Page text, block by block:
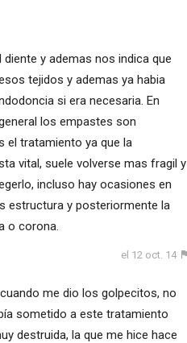
y ademas nos indica que
tejidos y ademas ya habia
si era necesaria. En
los empastes son
el tratamiento ya que la
vital, suele volverse mas fragil y
incluso hay ocasiones en
estructura y posteriormente la
o corona.
el 12 oct. 14
me dio los golpecitos, no
sometido a este tratamiento
destruida, la que me hice hace